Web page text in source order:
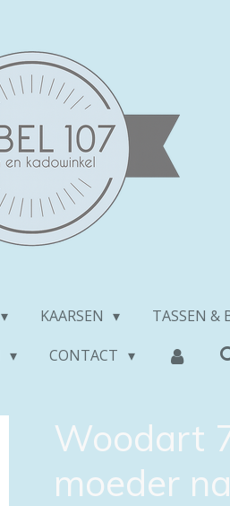
KAARSEN TASSEN &
CONTACT
Woodart
moeder